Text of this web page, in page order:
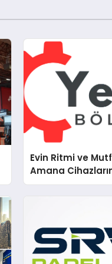
Evin Ritmi ve
Amana
Teknik Destek